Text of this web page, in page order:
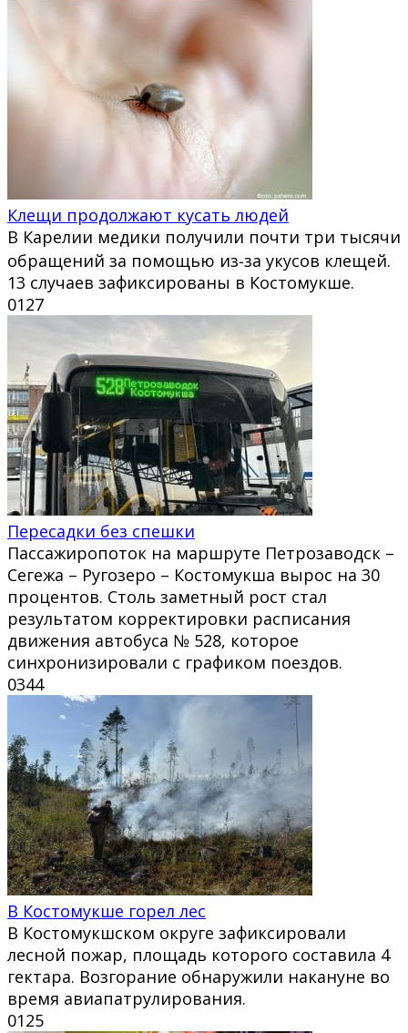
Клещи продолжают кусать людей
В Карелии медики получили почти три тысячи
обращений за помощью из‑за укусов клещей.
13 случаев зафиксированы в Костомукше.
0127
Пересадки без спешки
Пассажиропоток на маршруте Петрозаводск –
Сегежа – Ругозеро – Костомукша вырос на 30
процентов. Столь заметный рост стал
результатом корректировки расписания
движения автобуса № 528, которое
синхронизировали с графиком поездов.
0344
В Костомукше горел лес
В Костомукшском округе зафиксировали
лесной пожар, площадь которого составила 4
гектара. Возгорание обнаружили накануне во
время авиапатрулирования.
0125